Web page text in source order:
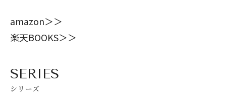
amazon＞＞
楽天BOOKS＞＞
SERIES
シリーズ